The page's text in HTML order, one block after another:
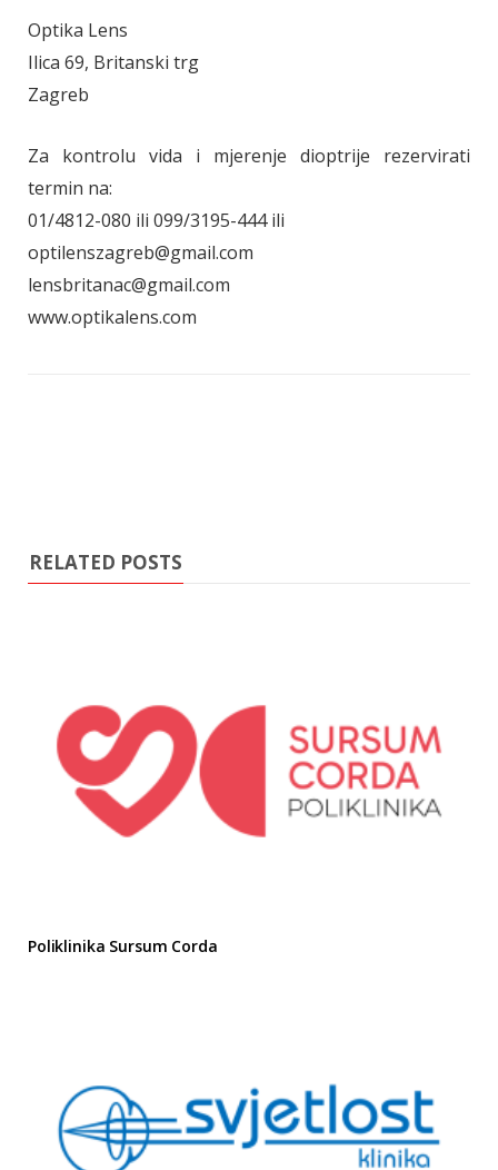
Optika Lens
Ilica 69, Britanski trg
Zagreb
Za kontrolu vida i mjerenje dioptrije rezervirati
termin na:
01/4812-080 ili 099/3195-444 ili
optilenszagreb@gmail.com
lensbritanac@gmail.com
www.optikalens.com
RELATED POSTS
Poliklinika Sursum Corda